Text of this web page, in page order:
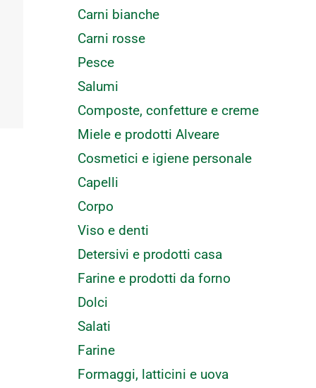
Carni bianche
Carni rosse
Pesce
Salumi
Composte, confetture e creme
Miele e prodotti Alveare
Cosmetici e igiene personale
Capelli
Corpo
Viso e denti
Detersivi e prodotti casa
Farine e prodotti da forno
Dolci
Salati
Farine
Formaggi, latticini e uova